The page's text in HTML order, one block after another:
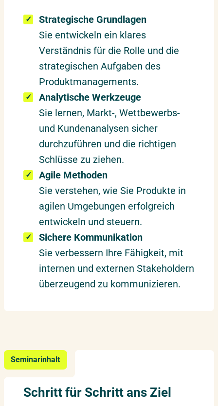
Strategische Grundlagen
Sie entwickeln ein klares
Verständnis für die Rolle und die
strategischen Aufgaben des
Produktmanagements.
Analytische Werkzeuge
Sie lernen, Markt-, Wettbewerbs-
und Kundenanalysen sicher
durchzuführen und die richtigen
Schlüsse zu ziehen.
Agile Methoden
Sie verstehen, wie Sie Produkte in
agilen Umgebungen erfolgreich
entwickeln und steuern.
Sichere Kommunikation
Sie verbessern Ihre Fähigkeit, mit
internen und externen Stakeholdern
überzeugend zu kommunizieren.
Seminarinhalt
Schritt für Schritt ans Ziel